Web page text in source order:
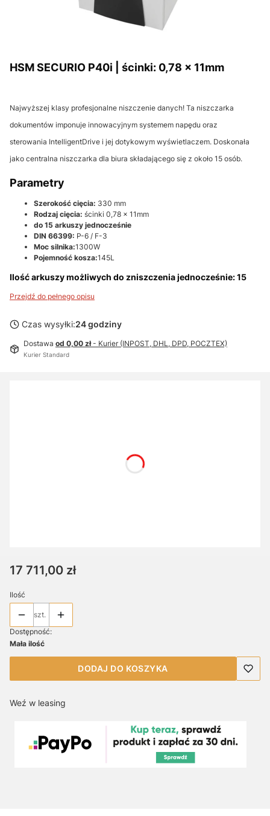
HSM SECURIO P40i | ścinki: 0,78 x 11mm
Najwyższej klasy profesjonalne niszczenie danych! Ta niszczarka
dokumentów imponuje innowacyjnym systemem napędu oraz
sterowania IntelligentDrive i jej dotykowym wyświetlaczem. Doskonała
jako centralna niszczarka dla biura składającego się z około 15 osób.
Parametry
Szerokość cięcia: 330 mm
Rodzaj cięcia: ścinki 0,78 x 11mm
do 15 arkuszy jednocześnie
DIN 66399: P-6 / F-3
Moc silnika:1300W
Pojemność kosza:145L
Ilość arkuszy możliwych do zniszczenia jednocześnie: 15
Przejdź do pełnego opisu
Czas wysyłki:24 godziny
Dostawa od 0,00 zł- Kurier (INPOST, DHL, DPD, POCZTEX)
Kurier Standard
Z płynem czyszcząco-konserwującym
Cena
17 711,00 zł
Ilość
szt.
Dostępność:
Mała ilość
DODAJ DO KOSZYKA
Weź w leasing